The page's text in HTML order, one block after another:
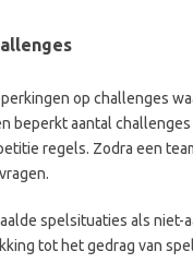
op challenges
beperkt aantal
regels. Zodra een
spelsituaties als
tot het gedrag van